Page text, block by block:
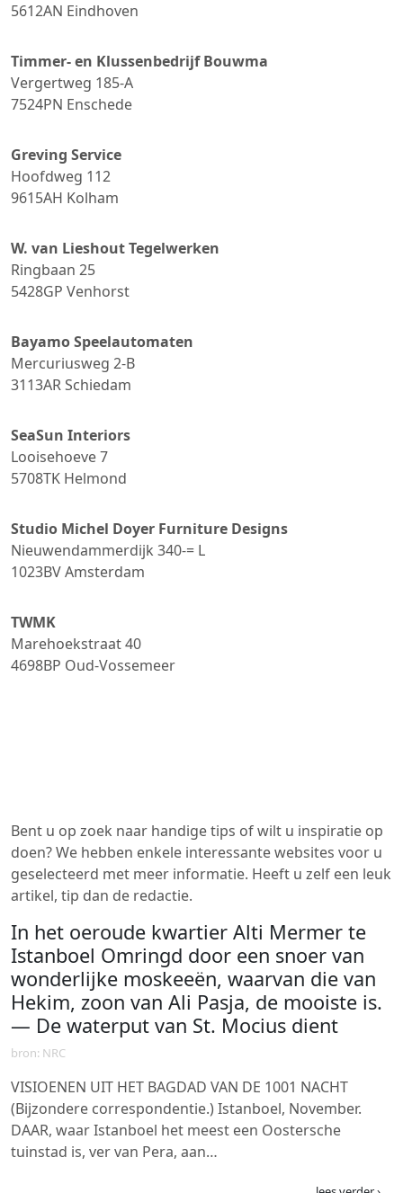
5612AN Eindhoven
Timmer- en Klussenbedrijf Bouwma
Vergertweg 185-A
7524PN Enschede
Greving Service
Hoofdweg 112
9615AH Kolham
W. van Lieshout Tegelwerken
Ringbaan 25
5428GP Venhorst
Bayamo Speelautomaten
Mercuriusweg 2-B
3113ARSchiedam
SeaSun Interiors
Looisehoeve 7
5708TK Helmond
Studio Michel Doyer Furniture Designs
Nieuwendammerdijk 340-= L
1023BVAmsterdam
TWMK
Marehoekstraat 40
4698BP Oud-Vossemeer
Bent u op zoek naar handige tips of wilt u inspiratie op
doen? We hebben enkele interessante websites voor u
geselecteerd met meer informatie. Heeft u zelf een leuk
artikel, tip dan de redactie.
In het oeroude kwartier Alti Mermer te
Istanboel Omringd door een snoer van
wonderlijke moskeeën, waarvan die van
Hekim, zoon van Ali Pasja, de mooiste is.
— De waterput van St. Mocius dient
bron: NRC
VISIOENEN UIT HET BAGDAD VAN DE 1001 NACHT
(Bijzondere correspondentie.) Istanboel, November.
DAAR, waar Istanboel het meest een Oostersche
tuinstad is, ver van Pera, aan…